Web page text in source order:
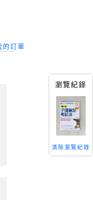
的訂單
瀏覽紀錄
清除瀏覽紀錄